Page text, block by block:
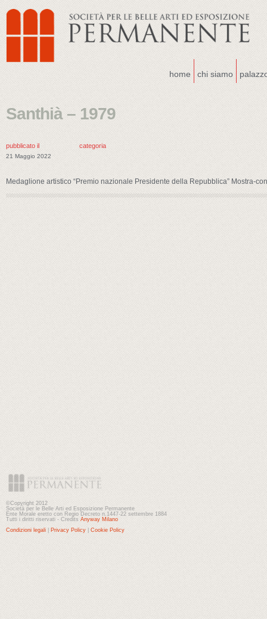
home chi siamo
Santhià – 1979
pubblicato il
21 Maggio 2022
categoria
Medaglione artistico “Premio nazionale Presidente della Repubblica” Mostra-
©Copyright 2012
Società per le Belle Arti ed Esposizione Permanente
Ente Morale eretto con Regio Decreto n.1447-22 settembre 1884
Tutti i diritti riservati - Credits Anyway Milano
Condizioni legali
Privacy Policy Cookie Policy